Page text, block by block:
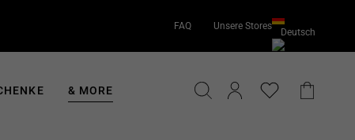
FAQ Unsere Stores
Deutsch
Deutsch
& MORE SUCHE EINLOGGEN